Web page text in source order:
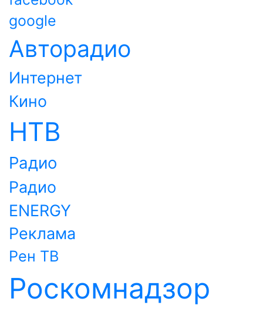
google
Авторадио
Интернет
Кино
НТВ
Радио
Радио
ENERGY
Реклама
Рен ТВ
Роскомнадзор